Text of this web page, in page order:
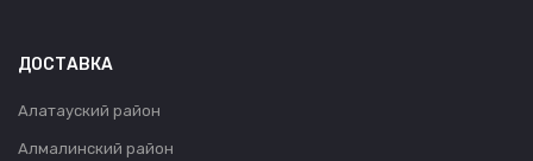
ДОСТАВКА
Алатауский район
Алмалинский район